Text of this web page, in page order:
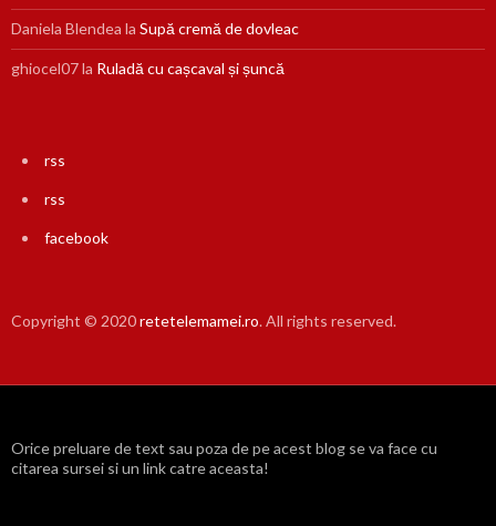
Daniela Blendea la Supă cremă de dovleac
ghiocel07la Ruladă cu cașcaval și șuncă
rss
rss
facebook
Copyright © 2020retetelemamei.ro. All rights reserved.
Orice preluare de text sau poza de pe acest blog se va face cu
citarea sursei si un link catre aceasta!